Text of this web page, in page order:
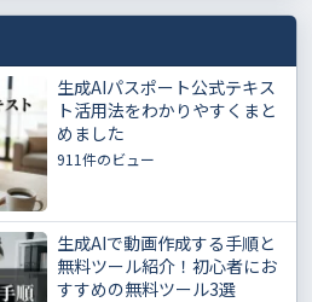
生成AIパスポート公式テキス
ト活用法をわかりやすくまと
めました
911件のビュー
生成AIで動画作成する手順と
無料ツール紹介！初心者にお
すすめの無料ツール3選